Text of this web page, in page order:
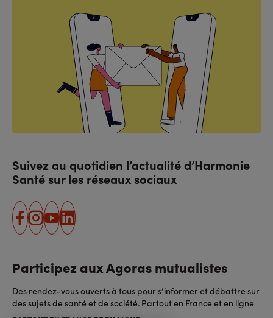
Suivez au quotidien l’actualité d’Harmonie
Santé sur les réseaux sociaux
facebook
instagram
youtube
linkedin
Participez aux Agoras mutualistes
Des rendez-vous ouverts à tous pour s’informer et débattre sur
des sujets de santé et de société. Partout en France et en ligne